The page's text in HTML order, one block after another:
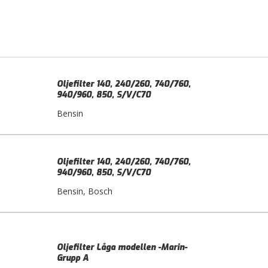
Oljefilter 140, 240/260, 740/760,
940/960, 850, S/V/C70
Bensin
Oljefilter 140, 240/260, 740/760,
940/960, 850, S/V/C70
Bensin, Bosch
Oljefilter Låga modellen -Marin-
Grupp A